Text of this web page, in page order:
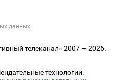
данных
телеканал» 2007 — 2026.
технологии.